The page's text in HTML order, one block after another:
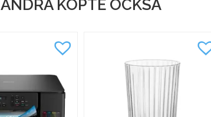
ANDRA KÖPTE OCKSÅ